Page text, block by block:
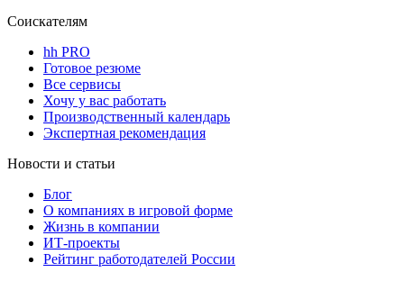
Соискателям
hh PRO
Готовое резюме
Все сервисы
Хочу у вас работать
Производственный календарь
Экспертная рекомендация
Новости и статьи
Блог
О компаниях в игровой форме
Жизнь в компании
ИТ-проекты
Рейтинг работодателей России